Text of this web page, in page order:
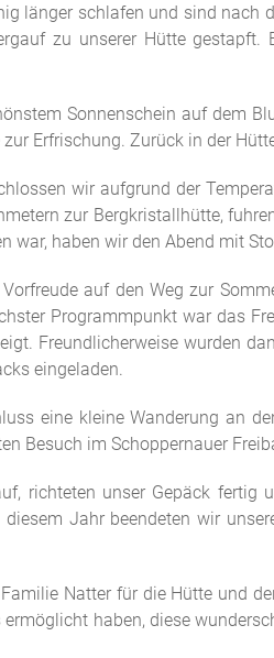
länger schlafen und sind nach
zu unserer Hütte
Sonnenschein auf dem
Erfrischung. Zurück in der
wir aufgrund der
zur Bergkristallhütte,
war, haben wir den Abend mit
auf den Weg zur
Programmpunkt war das
Freundlicherweise wurden
eingeladen.
eine kleine Wanderung an
Besuch im Schoppernauer
richteten unser Gepäck fertig
Jahr beendeten wir
Natter für die Hütte und
haben, diese